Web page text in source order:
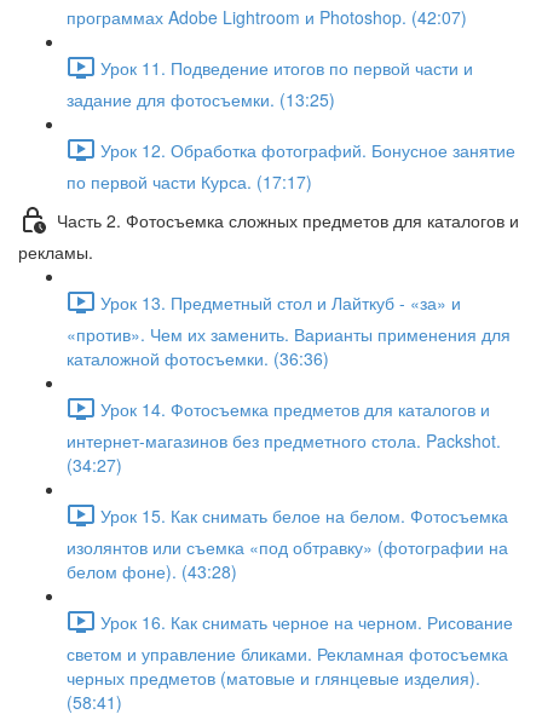
программах Adobe Lightroom и Photoshop. (42:07)
Урок 11. Подведение итогов по первой части и
задание для фотосъемки. (13:25)
Урок 12. Обработка фотографий. Бонусное занятие
по первой части Курса. (17:17)
Часть 2. Фотосъемка сложных предметов для каталогов и
рекламы.
Урок 13. Предметный стол и Лайткуб - «за» и
«против». Чем их заменить. Варианты применения для
каталожной фотосъемки. (36:36)
Урок 14. Фотосъемка предметов для каталогов и
интернет-магазинов без предметного стола. Packshot.
(34:27)
Урок 15. Как снимать белое на белом. Фотосъемка
изолянтов или съемка «под обтравку» (фотографии на
белом фоне). (43:28)
Урок 16. Как снимать черное на черном. Рисование
светом и управление бликами. Рекламная фотосъемка
черных предметов (матовые и глянцевые изделия).
(58:41)